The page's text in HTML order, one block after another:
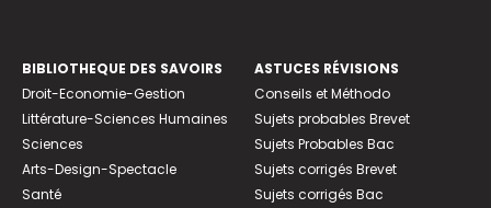
BIBLIOTHEQUE DES SAVOIRS
Droit-Economie-Gestion
Littérature-Sciences Humaines
Sciences
Arts-Design-Spectacle
Santé
ASTUCES RÉVISIONS
Conseils et Méthodo
Sujets probables Brevet
Sujets Probables Bac
Sujets corrigés Brevet
Sujets corrigés Bac